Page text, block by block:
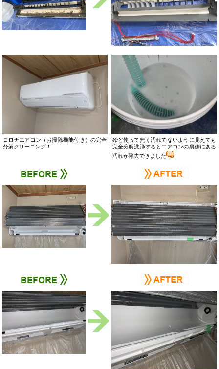
コロナエアコン（お掃除機能付き）の完全
分解クリーニング！
殆ど使って無く汚れてないように見えても
完全分解洗浄するとエアコンの裏側にある
汚れが除去できました